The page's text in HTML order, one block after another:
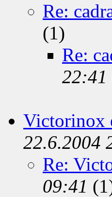
Re:
(1)
Re:
22:41
Victorinox
22.6.2004
Re:
09:41